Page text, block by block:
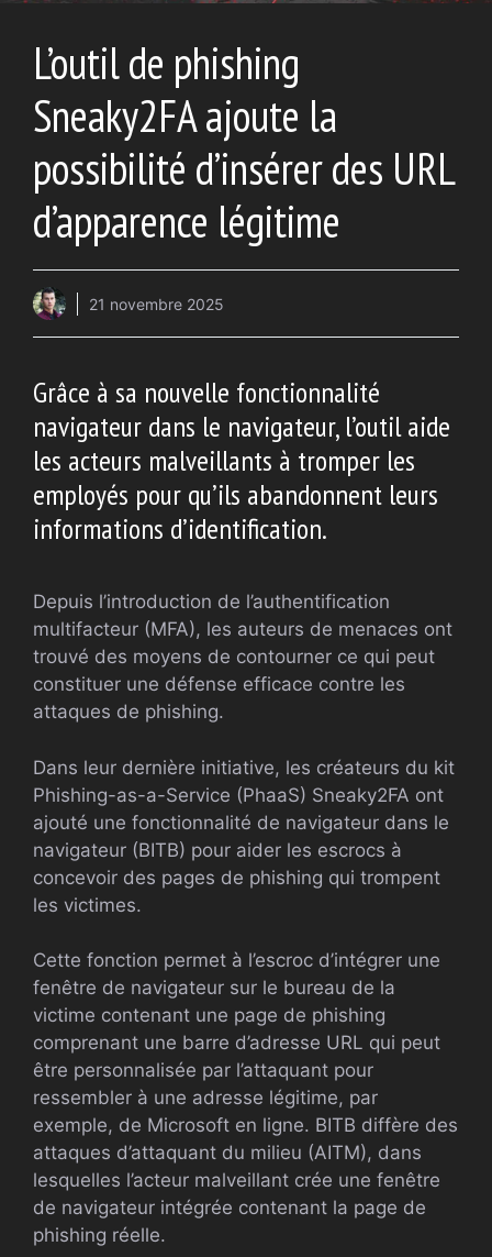
L’outil de phishing
Sneaky2FA ajoute la
possibilité d’insérer des URL
d’apparence légitime
21 novembre 2025
Grâce à sa nouvelle fonctionnalité
navigateur dans le navigateur, l’outil aide
les acteurs malveillants à tromper les
employés pour qu’ils abandonnent leurs
informations d’identification.
Depuis l’introduction de l’authentification
multifacteur (MFA), les auteurs de menaces ont
trouvé des moyens de contourner ce qui peut
constituer une défense efficace contre les
attaques de phishing.
Dans leur dernière initiative, les créateurs du kit
Phishing-as-a-Service (PhaaS) Sneaky2FA ont
ajouté une fonctionnalité de navigateur dans le
navigateur (BITB) pour aider les escrocs à
concevoir des pages de phishing qui trompent
les victimes.
Cette fonction permet à l’escroc d’intégrer une
fenêtre de navigateur sur le bureau de la
victime contenant une page de phishing
comprenant une barre d’adresse URL qui peut
être personnalisée par l’attaquant pour
ressembler à une adresse légitime, par
exemple, de Microsoft en ligne. BITB diffère des
attaques d’attaquant du milieu (AITM), dans
lesquelles l’acteur malveillant crée une fenêtre
de navigateur intégrée contenant la page de
phishing réelle.